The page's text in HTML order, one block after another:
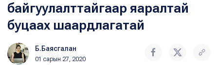
байгуулалттайгаар яаралтай
буцаах шаардлагатай
Б.Баясгалан
01 сарын 27, 2020